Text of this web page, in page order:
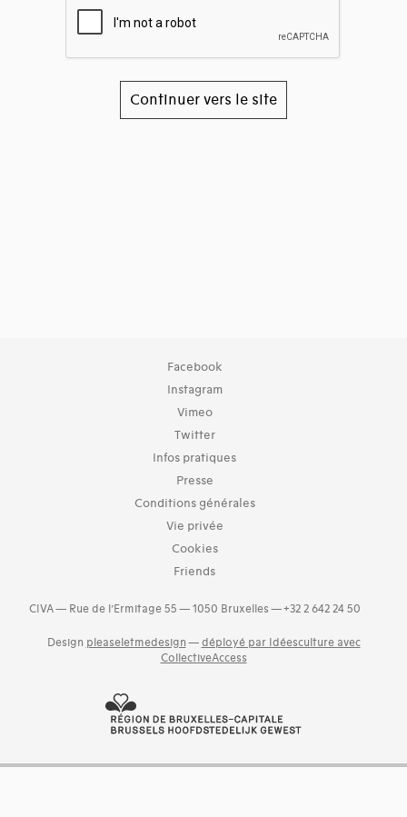
Continuer vers le site
Facebook
Instagram
Vimeo
Twitter
Infos pratiques
Presse
Conditions générales
Vie privée
Cookies
Friends
CIVA — Rue de l’Ermitage 55 — 1050 Bruxelles — +32 2 642 24 50
Design pleaseletmedesign — déployé par Idéesculture avec
CollectiveAccess